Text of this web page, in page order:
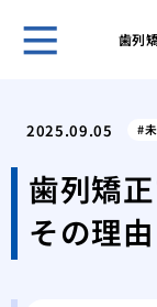
歯列
2025.09.05
歯列矯
その理